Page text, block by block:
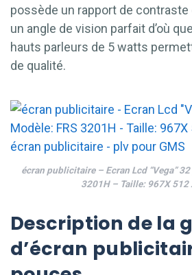
possède un rapport de
un angle de vision parfait d’où
hauts parleurs de 5 watts
de qualité.
écran publicitaire – Ecran Lcd “Vega”
3201H – Taille: 967X 512
Description de la
d’écran